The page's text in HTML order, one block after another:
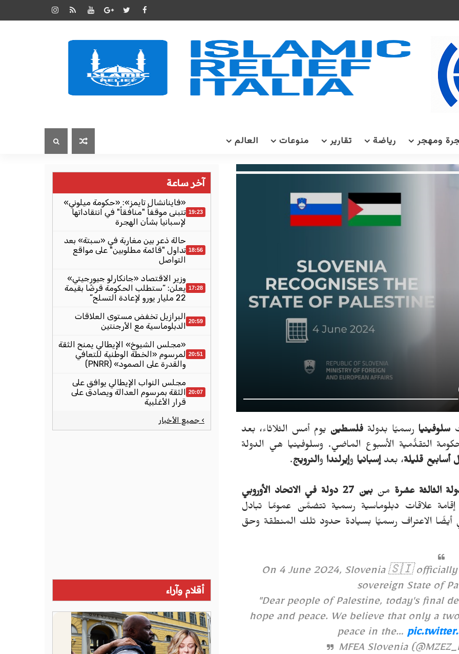
ومهجر رياضة تقارير منوعات العالم
سلوفينيا رسميًا بدولة فلسطين يوم أمس الثلاثاء، بعد
التقدُّمية الأسبوع الماضي. وسلوفينيا هي الدولة
أسابيع قليلة، بعدإسبانيا وإيرلندا والنرويج.
الثالثة عشرة منبين 27 دولة في الاتحاد الأوروبي
إقامة علاقات دبلوماسية رسمية تتضمَّن عمومًا تبادل
أيضًا الاعتراف رسميًا بسيادة حدود تلك المنطقة وحق
On 4 June 2024, Slovenia 🇸🇮 officially
sovereign State of
"Dear people of Palestine, today's final
hope and peace. We believe that only a
peace in the…
آخر ساعة
19:23
«فاينانشال تايمز»: «حكومة ميلوني»
تتبنى موقفاً "منافقاً" في انتقاداتها
لإسبانيا بشأن الهجرة
18:56
حالة ذعر بين مغاربة في «سبتة» بعد
تداول "قائمة مطلوبين" على مواقع
التواصل
17:28
وزير الاقتصاد «جانكارلو جيورجيتي»
يعلن: “ستطلب الحكومة قرضًا بقيمة
22 مليار يورو لإعادة التسلح”
20:59 البرازيل تخفض مستوى العلاقات
الدبلوماسية مع الأرجنتين
20:51
«مجلس الشيوخ» الإيطالي يمنح الثقة
لمرسوم «الخطة الوطنية للتعافي
والقدرة على الصمود» (PNRR)
20:07
مجلس النواب الإيطالي يوافق على
الثقة بمرسوم العدالة ويصادق على
قرار الأغلبية
› جميع الأخبار
أقلام وآراء